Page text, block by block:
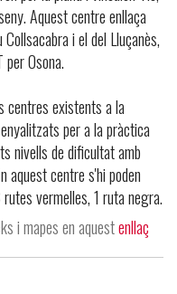
Aquest centre enllaça
i el del Lluçanès,
Osona.
centres existents a la
per a la pràctica
nivells de dificultat amb
aquest centre s'hi poden
vermelles, 1 ruta negra.
i mapes en aquestenllaç